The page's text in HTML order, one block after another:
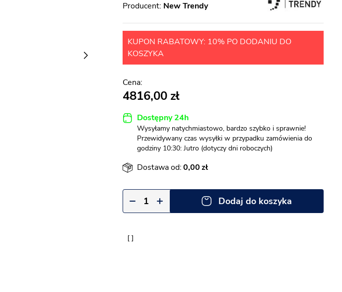
Producent: New Trendy
KUPON RABATOWY: 10% PO DODANIU DO
KOSZYKA
4816,00
Dostępny 24h
Wysyłamy natychmiastowo, bardzo szybko i sprawnie!
Przewidywany czas wysyłki w przypadku zamówienia do
godziny 10:30: Jutro (dotyczy dni roboczych)
Dostawa od:0,00
Dodaj do koszyka